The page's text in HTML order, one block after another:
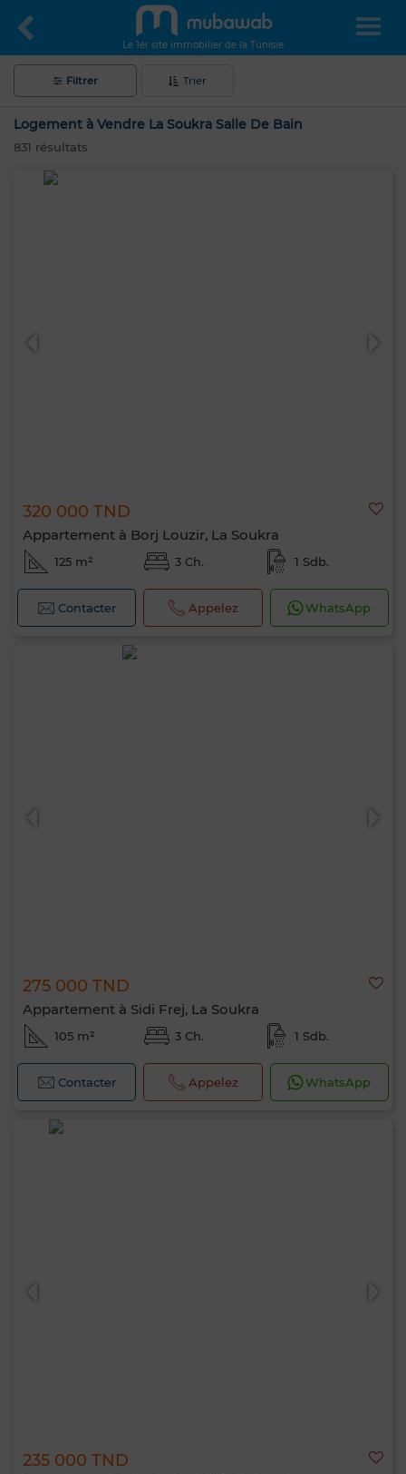
Le 1er site immobilier de la Tunisie
Filtrer Trier
Logement à Vendre La Soukra Salle De Bain
831 résultats
320 000 TND
Appartement à Borj Louzir, La Soukra
125 m² 3 Ch. 1 Sdb.
Contacter Appelez WhatsApp
275 000 TND
Appartement à Sidi Frej, La Soukra
105 m² 3 Ch. 1 Sdb.
Contacter Appelez WhatsApp
235 000 TND